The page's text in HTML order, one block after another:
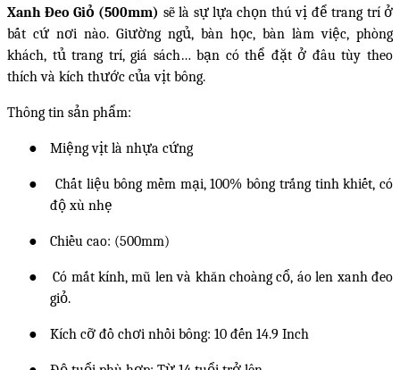
Xanh Đeo Giỏ (500mm) sẽ là sự lựa chọn thú vị để trang trí ở
bất cứ nơi nào. Giường ngủ, bàn học, bàn làm việc, phòng
khách, tủ trang trí, giá sách… bạn có thể đặt ở đâu tùy theo
thích và kích thước của vịt bông.
Thông tin sản phẩm:
● Miệng vịt là nhựa cứng
●
Chất liệu bông mềm mại, 100% bông trắng tinh khiết, có
độ xù nhẹ
● Chiều cao: (500mm)
●
Có mắt kính, mũ len và khăn choàng cổ, áo len xanh đeo
giỏ.
● Kích cỡ đồ chơi nhồi bông: 10 đến 14.9 Inch